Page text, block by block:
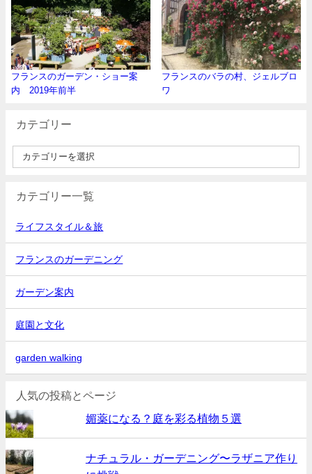
フランスのガーデン・ショー案
内 2019年前半
フランスのバラの村、ジェルブロ
ワ
カテゴリー
カテゴリー一覧
ライフスタイル＆旅
フランスのガーデニング
ガーデン案内
庭園と文化
garden walking
人気の投稿とページ
媚薬になる？庭を彩る植物５選
ナチュラル・ガーデニング〜ラザニア作り